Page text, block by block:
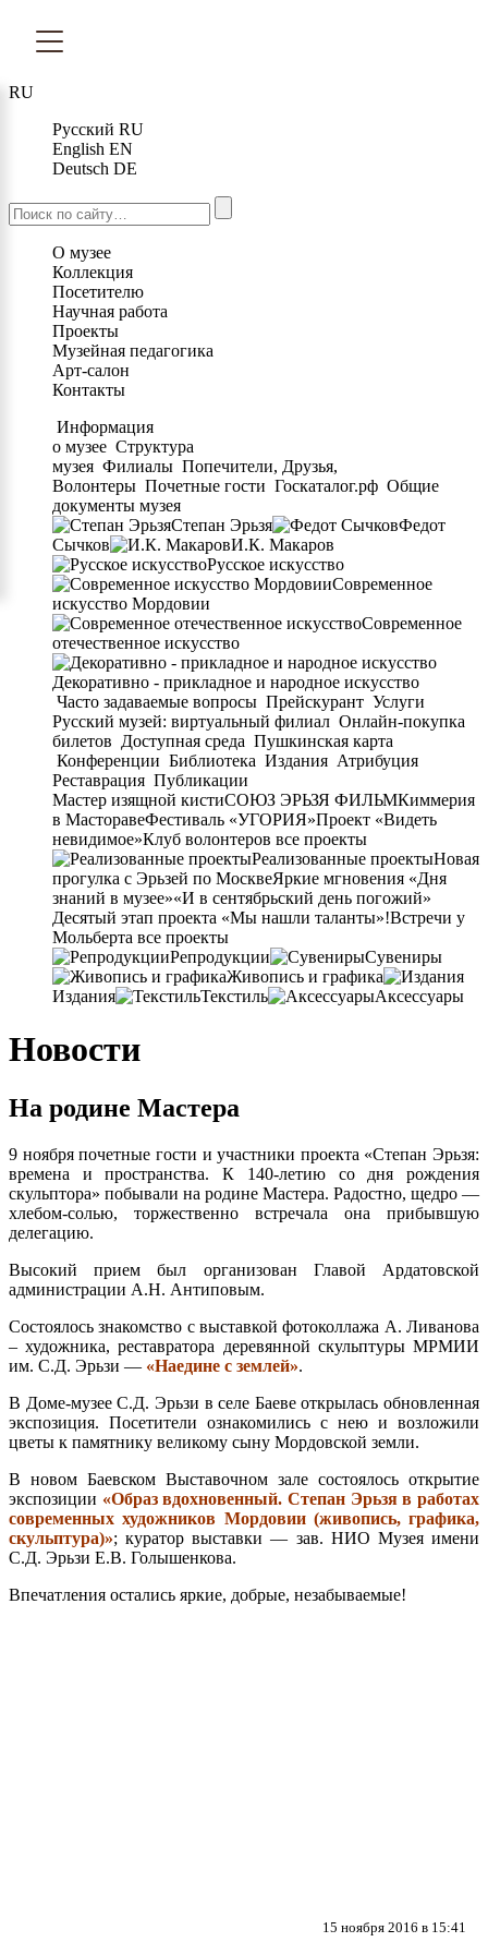
RU
Русский RU
English EN
Deutsch DE
О музее
Коллекция
Посетителю
Научная работа
Проекты
Музейная педагогика
Арт-салон
Контакты
Информация
о музее Структура
музея Филиалы Попечители, Друзья,
Волонтеры Почетные гости Госкаталог.рф Общие
документы музея
Степан Эрьзя
Федот
Сычков
И.К. Макаров
Русское искусство
Современное
искусство Мордовии
Современное
отечественное искусство
Декоративно - прикладное и народное искусство
Часто задаваемые вопросы Прейскурант Услуги
Русский музей: виртуальный филиал Онлайн-покупка
билетов Доступная среда Пушкинская карта
Конференции Библиотека Издания Атрибуция
Реставрация Публикации
Мастер изящной кистиСОЮЗ ЭРЬЗЯ ФИЛЬМКиммерия
в МасторавеФестиваль «УГОРИЯ»Проект «Видеть
невидимое»Клуб волонтеров все проекты
Реализованные проектыНовая
прогулка с Эрьзей по МосквеЯркие мгновения «Дня
знаний в музее»«И в сентябрьский день погожий»
Десятый этап проекта «Мы нашли таланты»!Встречи у
Мольберта все проекты
Репродукции
Сувениры
Живопись и графика
Издания
Текстиль Аксессуары
Новости
На родине Мастера
9 ноября почетные гости и участники проекта «Степан Эрьзя:
времена и пространства. К 140-летию со дня рождения
скульптора» побывали на родине Мастера. Радостно, щедро —
хлебом-солью, торжественно встречала она прибывшую
делегацию.
Высокий прием был организован Главой Ардатовской
администрации А.Н. Антиповым.
Состоялось знакомство с выставкой фотоколлажа А. Ливанова
– художника, реставратора деревянной скульптуры МРМИИ
им. С.Д. Эрьзи — «Наедине с землей».
В Доме-музее С.Д. Эрьзи в селе Баеве открылась обновленная
экспозиция. Посетители ознакомились с нею и возложили
цветы к памятнику великому сыну Мордовской земли.
В новом Баевском Выставочном зале состоялось открытие
экспозиции «Образ вдохновенный. Степан Эрьзя в работах
современных художников Мордовии (живопись, графика,
скульптура)»; куратор выставки — зав. НИО Музея имени
С.Д. Эрьзи Е.В. Голышенкова.
Впечатления остались яркие, добрые, незабываемые!
15 ноября 2016 в 15:41